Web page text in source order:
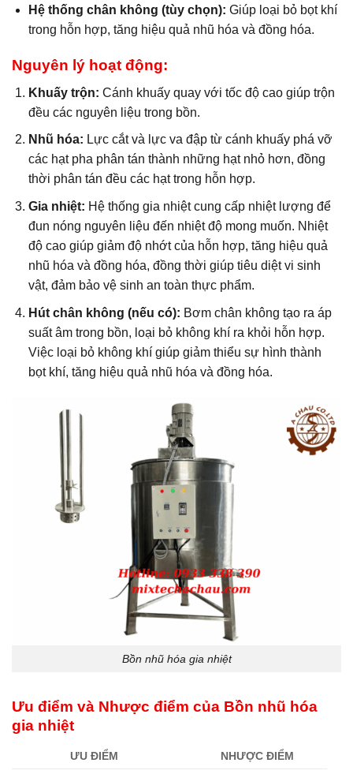
Hệ thống chân không (tùy chọn): Giúp loại bỏ bọt khí
trong hỗn hợp, tăng hiệu quả nhũ hóa và đồng hóa.
Nguyên lý hoạt động:
Khuấy trộn: Cánh khuấy quay với tốc độ cao giúp trộn
đều các nguyên liệu trong bồn.
Nhũ hóa: Lực cắt và lực va đập từ cánh khuấy phá vỡ
các hạt pha phân tán thành những hạt nhỏ hơn, đồng
thời phân tán đều các hạt trong hỗn hợp.
Gia nhiệt: Hệ thống gia nhiệt cung cấp nhiệt lượng để
đun nóng nguyên liệu đến nhiệt độ mong muốn. Nhiệt
độ cao giúp giảm độ nhớt của hỗn hợp, tăng hiệu quả
nhũ hóa và đồng hóa, đồng thời giúp tiêu diệt vi sinh
vật, đảm bảo vệ sinh an toàn thực phẩm.
Hút chân không (nếu có): Bơm chân không tạo ra áp
suất âm trong bồn, loại bỏ không khí ra khỏi hỗn hợp.
Việc loại bỏ không khí giúp giảm thiểu sự hình thành
bọt khí, tăng hiệu quả nhũ hóa và đồng hóa.
Bồn nhũ hóa gia nhiệt
Ưu điểm và Nhược điểm của Bồn nhũ hóa
gia nhiệt
ƯU ĐIỂM NHƯỢC ĐIỂM